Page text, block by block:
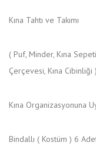
Kına Tahtı ve Takımı
( Puf, Minder, Kına
Çerçevesi, Kına Cibinliği )
Kına Organizasyonuna
Bindallı ( Kostüm ) 6